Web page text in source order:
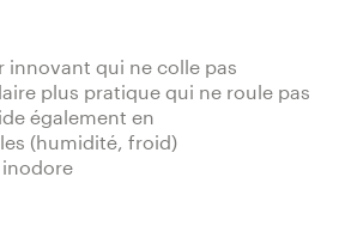
innovant qui ne colle pas
plus pratique qui ne roule pas
également en
(humidité, froid)